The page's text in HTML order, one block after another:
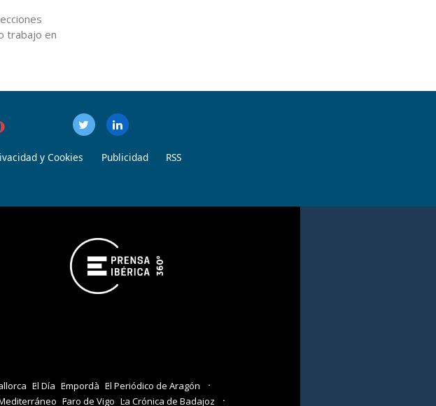
trabajo en
y Cookies Publicidad RSS
El Día Empordà El Periódico de Aragón
Faro de Vigo La Crónica de Badajoz